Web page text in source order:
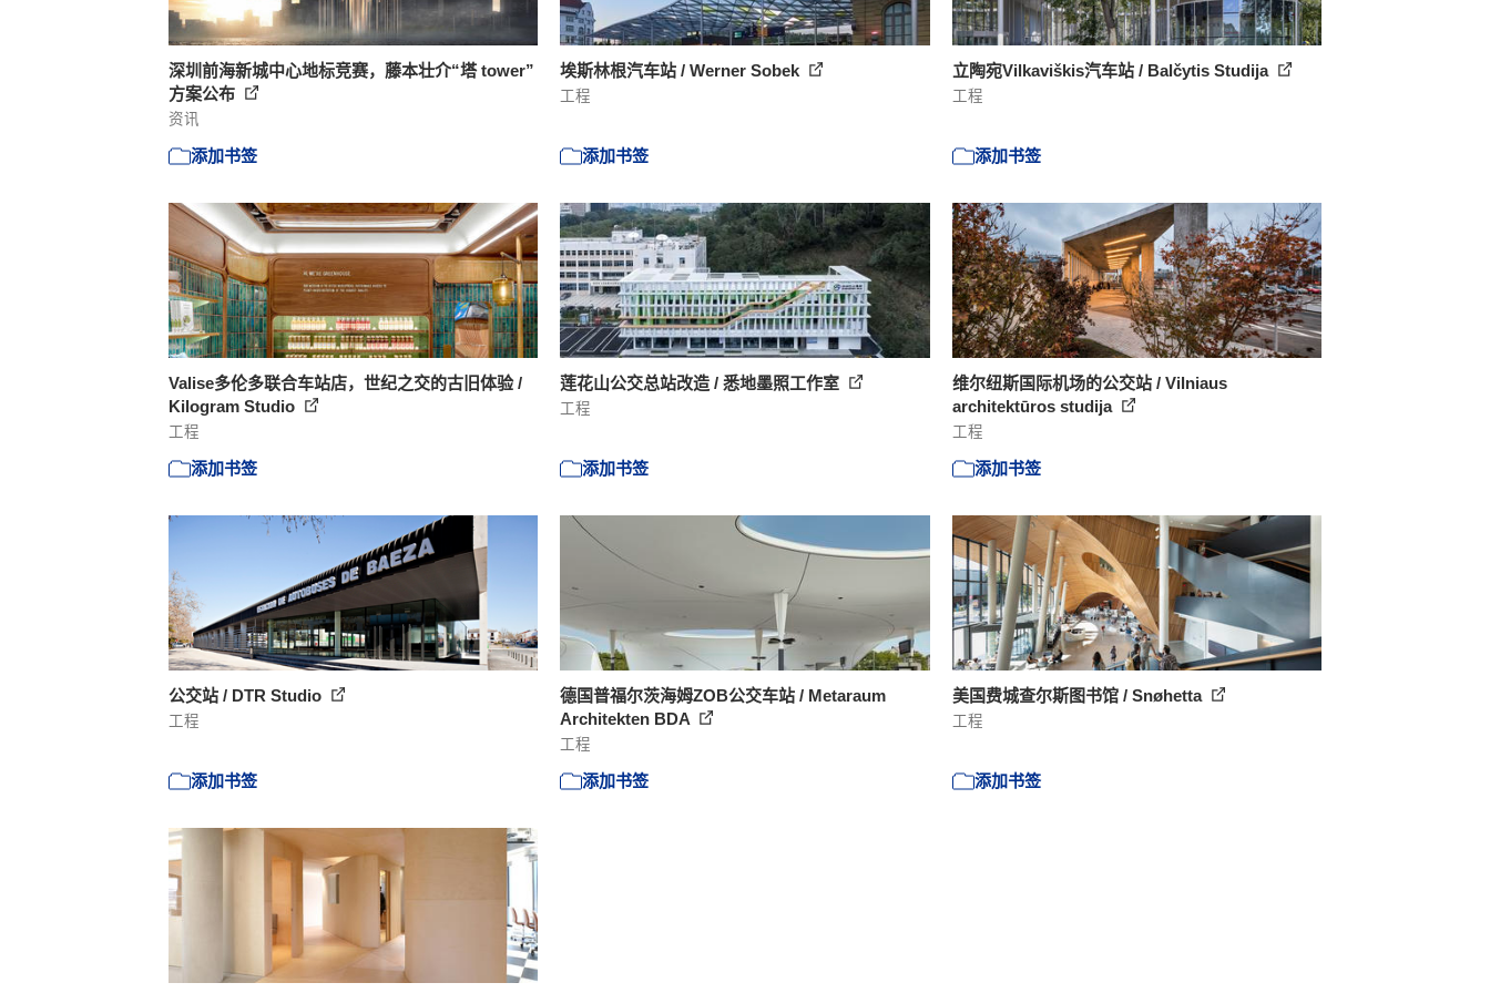
深圳前海新城中心地标竞赛，藤本壮介“塔 tower”
方案公布
资讯
添加书签
埃斯林根汽车站 / Werner Sobek
工程
添加书签
立陶宛Vilkaviškis汽车站 / Balčytis Studija
工程
添加书签
Valise多伦多联合车站店，世纪之交的古旧体验 /
Kilogram Studio
工程
添加书签
莲花山公交总站改造 / 悉地墨照工作室
工程
添加书签
维尔纽斯国际机场的公交站 / Vilniaus
architektūros studija
工程
添加书签
公交站 / DTR Studio
工程
添加书签
德国普福尔茨海姆ZOB公交车站 / Metaraum
Architekten BDA
工程
添加书签
美国费城查尔斯图书馆 / Snøhetta
工程
添加书签